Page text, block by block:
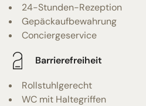
24-Stunden-Rezeption
Gepäckaufbewahrung
Conciergeservice
Barrierefreiheit
Rollstuhlgerecht
WC mit Haltegriffen